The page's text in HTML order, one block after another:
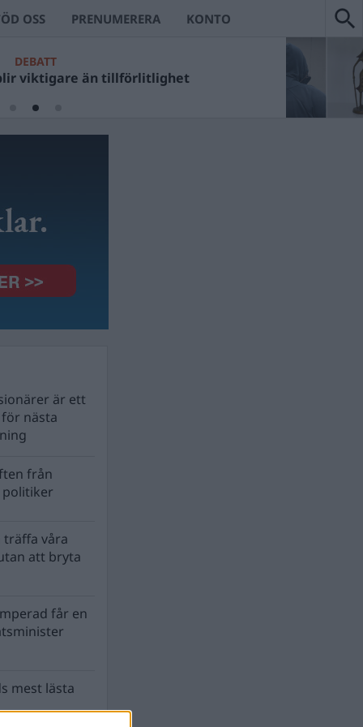
OSS PRENUMERERA KONTO
DEBATT
viktigare än tillförlitlighet
är ett
nästa
från
träffa våra
att bryta
får en
mest lästa